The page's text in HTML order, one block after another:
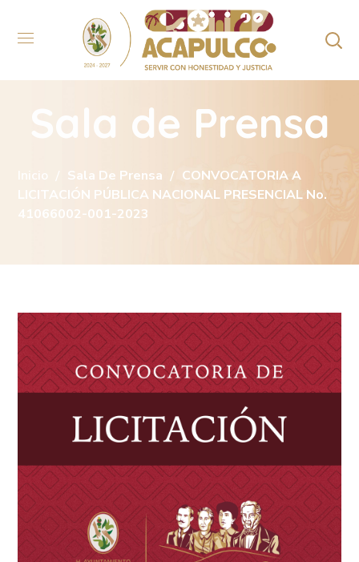
Sala de Prensa
Inicio Sala De Prensa
CONVOCATORIA A
LICITACIÓN PÚBLICA NACIONAL PRESENCIAL No.
41066002-001-2023